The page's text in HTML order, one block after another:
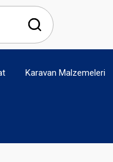
Karavan Malzemeleri